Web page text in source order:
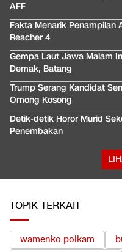
AFF
Fakta Menarik Penampilan
Reacher 4
Gempa Laut Jawa Malam
Demak, Batang
Trump Serang Kandidat
Omong Kosong
Detik-detik Horor Murid
Penembakan
TOPIK TERKAIT
wamenko polkam